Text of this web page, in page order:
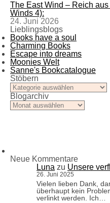
The East Wind – Reich
Winds 4):
24. Juni 2026
Lieblingsblogs
Books have a soul
Charming Books
Escape into dreams
Moonies Welt
Sanne's Bookcatalogue
Stöbern
Stöbern
Blogarchiv
Blogarchiv
Neue Kommentare
Luna zu Unsere
26. Juni 2025
Vielen lieben Dank,
überhaupt kein
verlinkt werden. Ich…